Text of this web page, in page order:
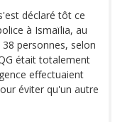
déclaré tôt ce
à Ismaïlia, au
personnes, selon
était totalement
effectuaient
éviter qu'un autre